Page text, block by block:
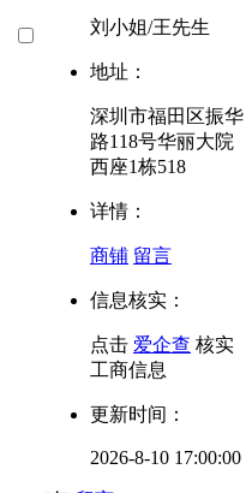
刘小姐/王先生
地址：
深圳市福田区振华
路118号华丽大院
西座1栋518
详情：
商铺 留言
信息核实：
点击 爱企查 核实
工商信息
更新时间：
2026-8-10 17:00:00